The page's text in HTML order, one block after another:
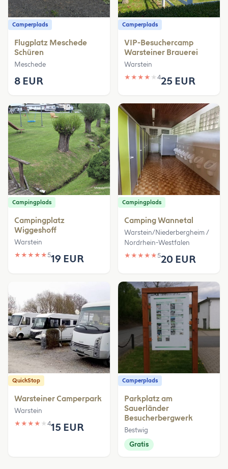
Camperplads
Flugplatz Meschede
Schüren
Meschede
8 EUR
Camperplads
VIP-Besuchercamp
Warsteiner Brauerei
Warstein
★ ★ ★ ★ ★ 425 EUR
Campingplads
Campingplatz
Wiggeshoff
Warstein
★ ★ ★ ★ ★519 EUR
Campingplads
Camping Wannetal
Warstein/Niederbergheim /
Nordrhein-Westfalen
★ ★ ★ ★ ★520 EUR
QuickStop
Warsteiner Camperpark
Warstein
★ ★ ★ ★ ★ 415 EUR
Camperplads
Parkplatz am
Sauerländer
Besucherbergwerk
Bestwig
Gratis